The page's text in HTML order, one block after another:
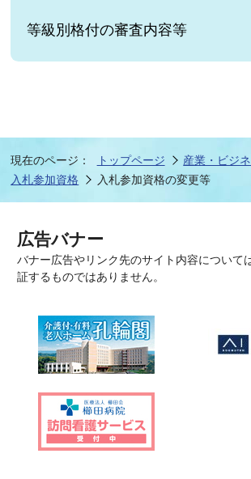
等級別格付の審査内容等
現在のページ： トップページ 産業・ビジ
入札参加資格
入札参加資格の変更等
広告バナー
バナー広告やリンク先のサイト内容について
証するものではありません。